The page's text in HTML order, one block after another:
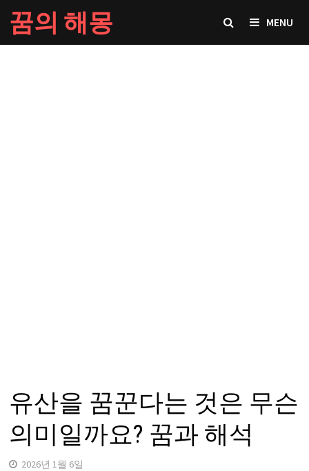
Skip
to
content
꿈의 해몽 MENU
유산을 꿈꾼다는 것은 무슨
의미일까요? 꿈과 해석
2026년 1월 6일